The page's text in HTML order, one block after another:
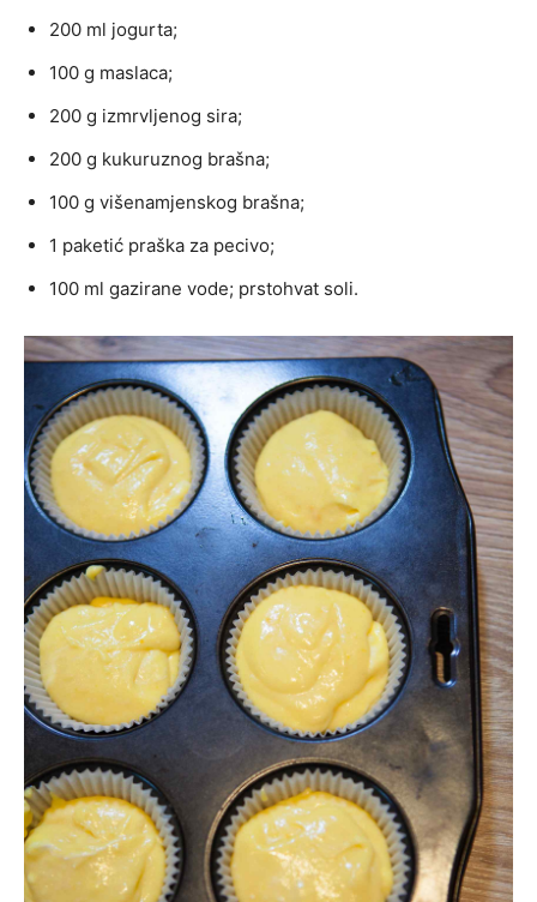
200 ml jogurta;
100 g maslaca;
200 g izmrvljenog sira;
200 g kukuruznog brašna;
100 g višenamjenskog brašna;
1 paketić praška za pecivo;
100 ml gazirane vode; prstohvat soli.